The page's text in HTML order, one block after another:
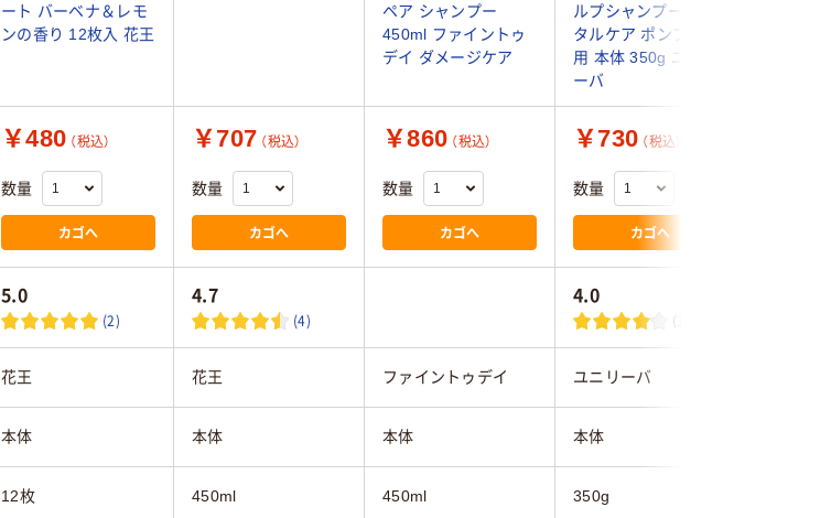
ート バーベナ＆レモ
ンの香り 12枚入 花王
ペア シャンプー
450ml ファイントゥ
デイ ダメージケア
ルプシャンプー トー
タルケア ポンプ 男性
用 本体 350g ユニリ
ーバ
￥480 （税込）
数量
カゴへ
￥707 （税込）
数量
カゴへ
￥860 （税込）
数量
カゴへ
￥730 （税込）
数量
カゴへ
5.0
(2)
4.7
(4)
4.0
(10)
花王 花王 ファイントゥデイ ユニリーバ
本体 本体 本体 本体
12枚 450ml 450ml 350g